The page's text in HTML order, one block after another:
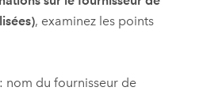
, examinez les points
: nom du fournisseur de